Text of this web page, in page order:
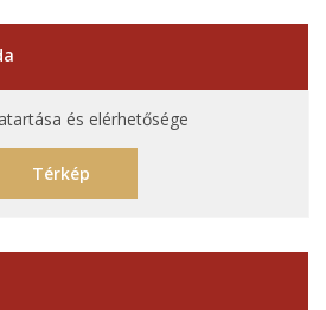
és elérhetősége
Térkép